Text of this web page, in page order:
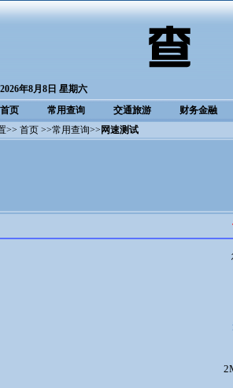
年8月8日 星期六
页
常用查询 交通旅游
财务金融
>> 首页 >>常用查询>> 网速测试